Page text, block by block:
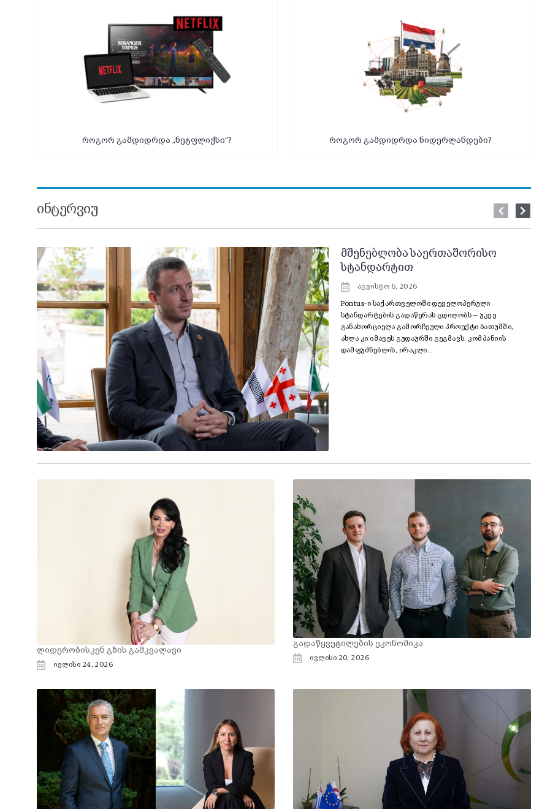
როგორ გამდიდრდა „ნეტფლიქსი“? როგორ გამდიდრდა ნიდერლანდები?
ᲘᲜᲢᲔᲠᲕᲘᲣ
მშენებლობა საერთაშორისო
სტანდარტით
აგვისტო 6, 2026
Pontus-ი საქართველოში დეველოპერული
სტანდარტების გადაწერას ცდილობს — უკვე
განახორციელა გამორჩეული პროექტი ბათუმში,
ახლა კი იმავეს გუდაურში გეგმავს. კომპანიის
დამფუძნებლის, ირაკლი...
ლიდერობისკენ გზის გამკვალავი
ივლისი 24, 2026
გადაწყვეტილების ეკონომიკა
ივლისი 20, 2026